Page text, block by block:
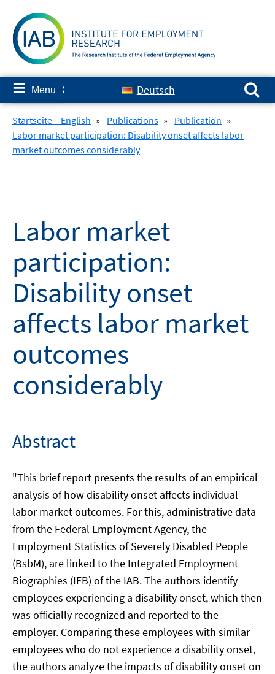
content
≡ Menu ✘ Deutsch
Search for:
Startseite – English » Publications » Publication »
Labor market participation: Disability onset affects labor
market outcomes considerably
Labor market
participation:
Disability onset
affects labor market
outcomes
considerably
Abstract
"This brief report presents the results of an empirical
analysis of how disability onset affects individual
labor market outcomes. For this, administrative data
from the Federal Employment Agency, the
Employment Statistics of Severely Disabled People
(BsbM), are linked to the Integrated Employment
Biographies (IEB) of the IAB. The authors identify
employees experiencing a disability onset, which then
was officially recognized and reported to the
employer. Comparing these employees with similar
employees who do not experience a disability onset,
the authors analyze the impacts of disability onset on